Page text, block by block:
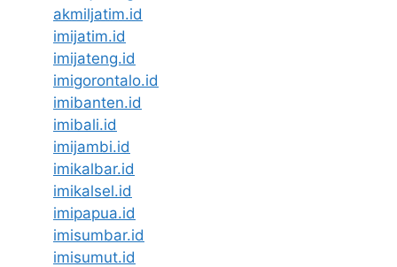
akmiljatim.id
imijatim.id
imijateng.id
imigorontalo.id
imibanten.id
imibali.id
imijambi.id
imikalbar.id
imikalsel.id
imipapua.id
imisumbar.id
imisumut.id